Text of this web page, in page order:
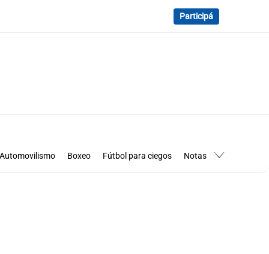
Participá
Automovilismo Boxeo Fútbol para ciegos
Notas